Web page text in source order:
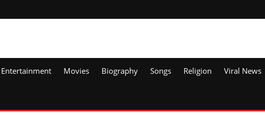
Entertainment Movies Biography Songs Religion Viral News